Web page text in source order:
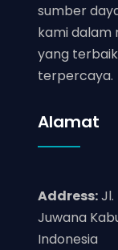
sumber
kami dalam
yang
terpercaya.
Alamat
Address:Jl.
Juwana
Indonesia